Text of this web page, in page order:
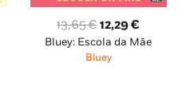
13,65€ O
preço
original
12,29€
preço
Bluey: Escola da Mãe
Bluey